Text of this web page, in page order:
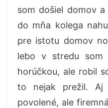
som došiel domov
do mňa kolega
pre istotu domov
lebo v stredu som
horúčkou, ale robil
to nejak prežil.
povolené, ale